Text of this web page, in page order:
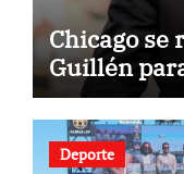
Chicago se
Guillén
Deporte